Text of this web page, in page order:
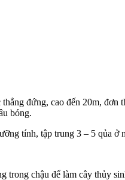
thẳng đứng, cao đến 20m, đơn
bóng.
ưỡng tính, tập trung 3 – 5 qủa ở
trong chậu đểlàm cây thủy